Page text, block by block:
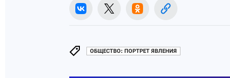
ОБЩЕСТВО: ПОРТРЕТ ЯВЛЕНИЯ